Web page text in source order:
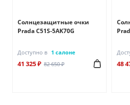
Солнцезащитные очки
Prada C51S-5AK70G
Доступно в 1 салоне
41 325 ₽ 82 650 ₽ 48